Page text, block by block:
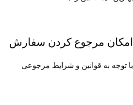
امکان مرجوع کردن سفارش
با توجه به قوانین و شرایط مرجوعی